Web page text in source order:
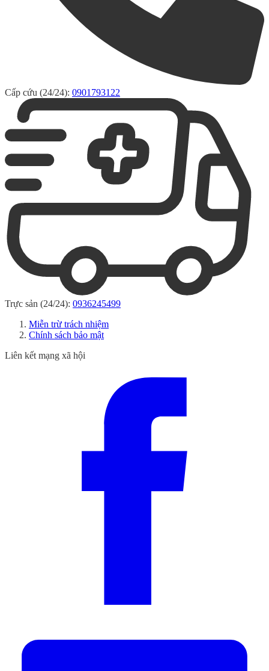
Cấp cứu (24/24): 0901793122
Trực sản (24/24): 0936245499
Miễn trừ trách nhiệm
Chính sách bảo mật
Liên kết mạng xã hội